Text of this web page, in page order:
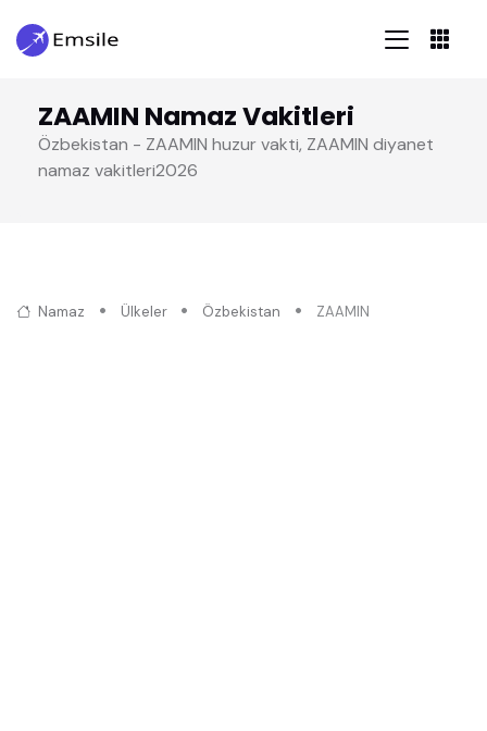
ZAAMIN Namaz Vakitleri
Özbekistan - ZAAMIN huzur vakti, ZAAMIN diyanet
namaz vakitleri2026
Namaz Ülkeler Özbekistan ZAAMIN